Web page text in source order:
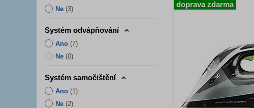
doprava zdarma
Ne (3)
Systém odvápňování
Ano (7)
Ne (0)
Systém samočištění
Ano (1)
Ne (2)